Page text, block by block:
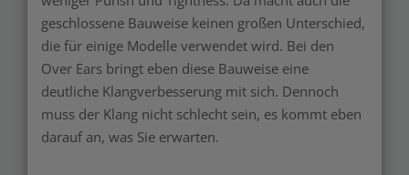
geschlossene Bauweise keinen großen Unterschied,
die für einige Modelle verwendet wird. Bei den
Over Ears bringt eben diese Bauweise eine
deutliche Klangverbesserung mit sich. Dennoch
muss der Klang nicht schlecht sein, es kommt eben
darauf an, was Sie erwarten.